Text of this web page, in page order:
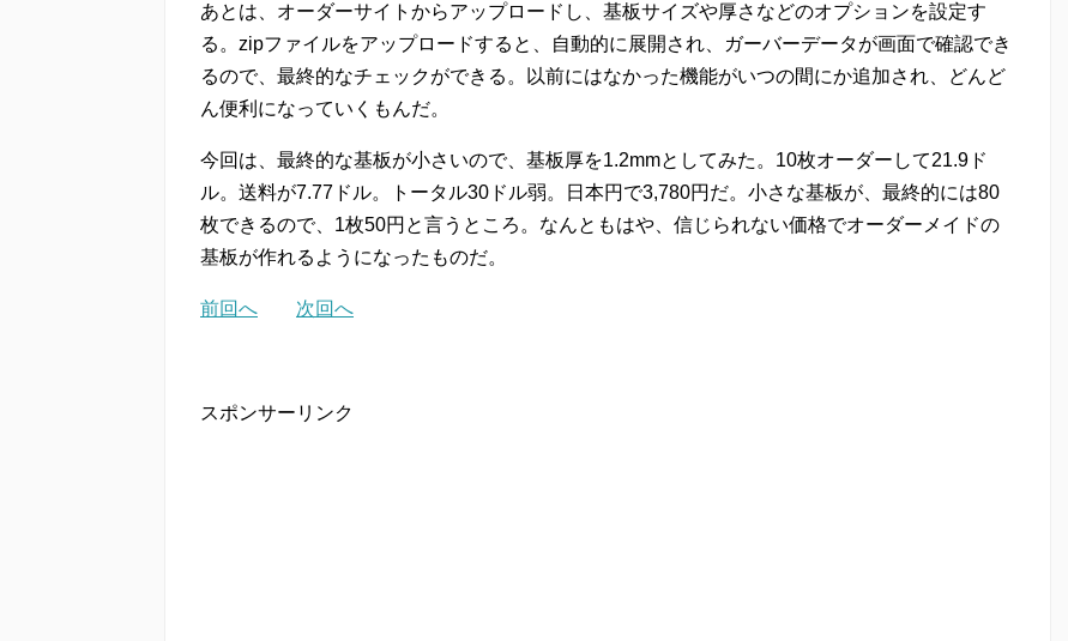
あとは、オーダーサイトからアップロードし、基板サイズや厚さなどのオプションを設定す
る。zipファイルをアップロードすると、自動的に展開され、ガーバーデータが画面で確認でき
るので、最終的なチェックができる。以前にはなかった機能がいつの間にか追加され、どんど
ん便利になっていくもんだ。
今回は、最終的な基板が小さいので、基板厚を1.2mmとしてみた。10枚オーダーして21.9ド
ル。送料が7.77ドル。トータル30ドル弱。日本円で3,780円だ。小さな基板が、最終的には80
枚できるので、1枚50円と言うところ。なんともはや、信じられない価格でオーダーメイドの
基板が作れるようになったものだ。
前回へ 次回へ
スポンサーリンク